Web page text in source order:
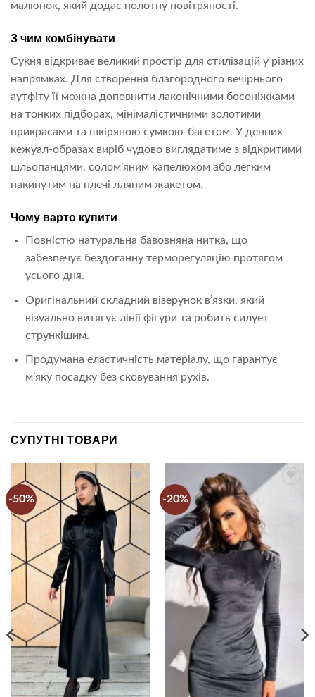
малюнок, який додає полотну повітряності.
З чим комбінувати
Сукня відкриває великий простір для стилізацій у різних
напрямках. Для створення благородного вечірнього
аутфіту її можна доповнити лаконічними босоніжками
на тонких підборах, мінімалістичними золотими
прикрасами та шкіряною сумкою-багетом. У денних
кежуал-образах виріб чудово виглядатиме з відкритими
шльопанцями, солом’яним капелюхом або легким
накинутим на плечі лляним жакетом.
Чому варто купити
Повністю натуральна бавовняна нитка, що
забезпечує бездоганну терморегуляцію протягом
усього дня.
Оригінальний складний візерунок в’язки, який
візуально витягує лінії фігури та робить силует
стрункішим.
Продумана еластичність матеріалу, що гарантує
м’яку посадку без сковування рухів.
СУПУТНІ ТОВАРИ
-50% -20%